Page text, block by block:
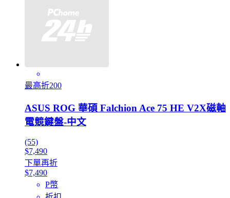
最高折200
ASUS ROG 華碩 Falchion Ace 75 HE V2X磁軸
電競鍵盤-中文
(55)
$7,490
下單再折
$7,490
P幣